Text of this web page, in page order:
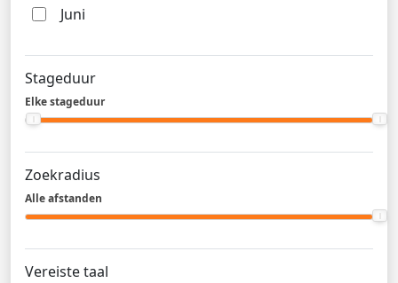
Juni
Stageduur
Elke stageduur
Zoekradius
Alle afstanden
Vereiste taal